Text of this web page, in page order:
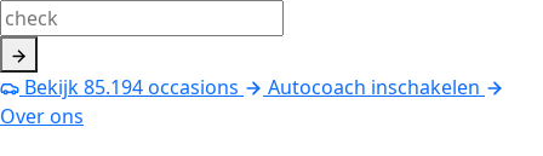
Bekijk85.194occasions
Autocoach inschakelen
Over ons